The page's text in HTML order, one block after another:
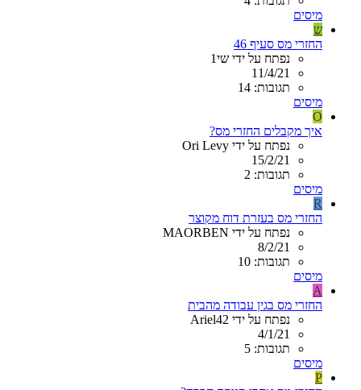
מיסים
ש
החזרי מס סעיף 46
נפתח על ידי שי1
11/4/21
תגובות: 14
מיסים
O
איך מקבלים החזרי מס?
נפתח על ידי Ori Levy
15/2/21
תגובות: 2
מיסים
R
החזרי מס בעזרת דוח מקוצר
נפתח על ידי MAORBEN
8/2/21
תגובות: 10
מיסים
A
החזרי מס בגין עבודה מהבית
נפתח על ידי Ariel42
4/1/21
תגובות: 5
מיסים
P